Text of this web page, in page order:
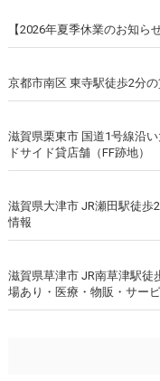
【2026年夏季休業のお知ら
京都市南区 東寺駅徒歩2分
滋賀県栗東市 国道1号線沿
ドサイド貸店舗（FF跡地）
滋賀県大津市 JR瀬田駅徒歩
情報
滋賀県草津市 JR南草津駅徒
場あり・医療・物販・サー